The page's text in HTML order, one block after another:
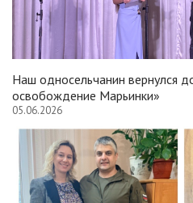
Наш односельчанин вернулся
освобождение Марьинки»
05.06.2026